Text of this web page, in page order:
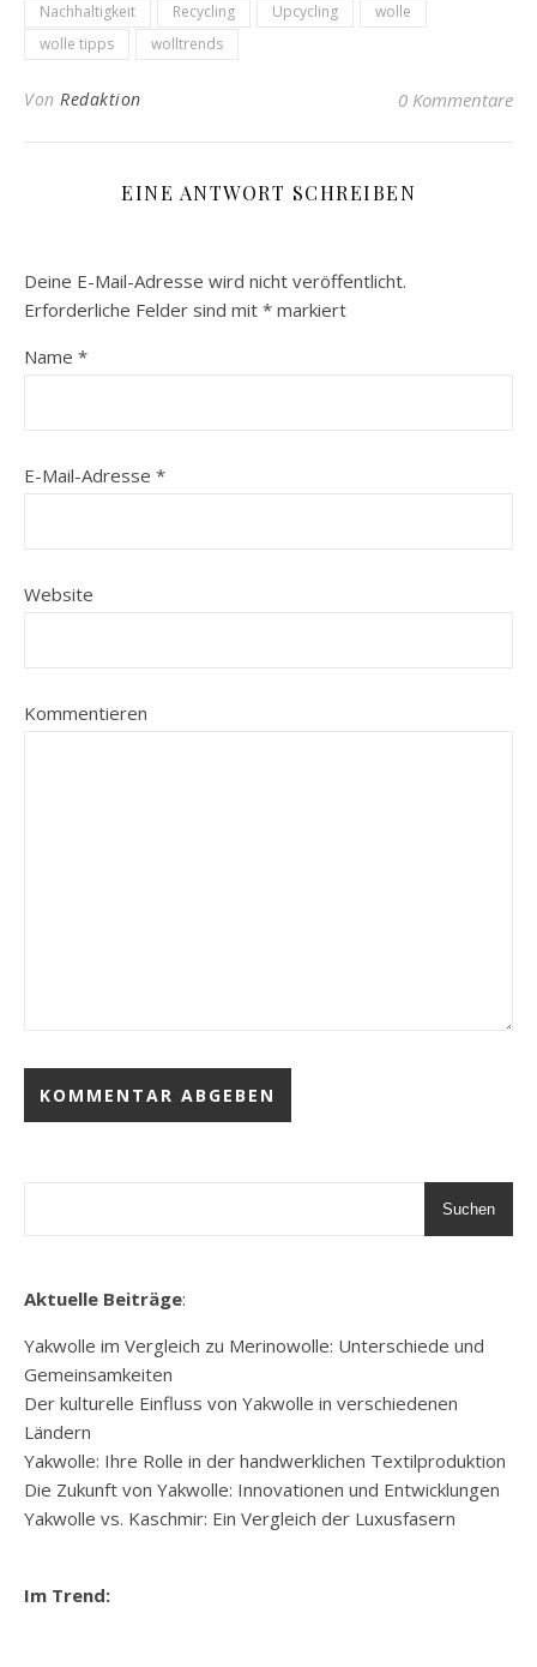
Nachhaltigkeit Recycling Upcycling
wolle
wolle tipps
wolltrends
Von Redaktion 0 Kommentare
EINE ANTWORT SCHREIBEN
Deine E-Mail-Adresse wird nicht veröffentlicht.
Erforderliche Felder sind mit * markiert
Name *
E-Mail-Adresse *
Website
Kommentieren
Suchen
Aktuelle Beiträge:
Yakwolle im Vergleich zu Merinowolle: Unterschiede und
Gemeinsamkeiten
Der kulturelle Einfluss von Yakwolle in verschiedenen
Ländern
Yakwolle: Ihre Rolle in der handwerklichen Textilproduktion
Die Zukunft von Yakwolle: Innovationen und Entwicklungen
Yakwolle vs. Kaschmir: Ein Vergleich der Luxusfasern
Im Trend: